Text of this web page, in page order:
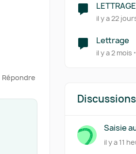
Répondre
il y a 22
Lettrage
il y a 2 mois
Saisie
des
par
il y a 11